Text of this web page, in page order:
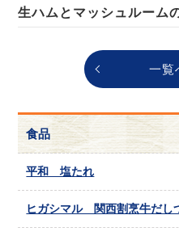
生ハムとマッシュルーム
一覧
食品
平和 塩たれ
ヒガシマル 関西割烹牛だし